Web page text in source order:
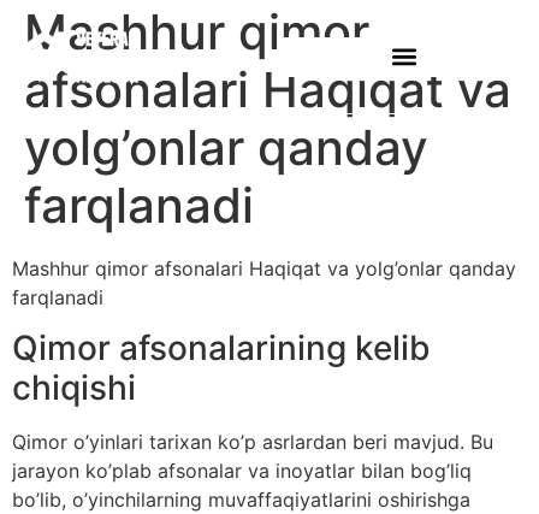
Mashhur qimor
afsonalari Haqiqat va
yolg’onlar qanday
farqlanadi
Mashhur qimor afsonalari Haqiqat va yolg’onlar qanday
farqlanadi
Qimor afsonalarining kelib
chiqishi
Qimor o’yinlari tarixan ko’p asrlardan beri mavjud. Bu
jarayon ko’plab afsonalar va inoyatlar bilan bog’liq
bo’lib, o’yinchilarning muvaffaqiyatlarini oshirishga